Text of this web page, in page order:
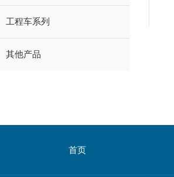
工程车系列
其他产品
首页